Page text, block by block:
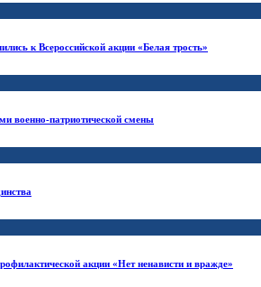
к Всероссийской акции «Белая трость»
военно-патриотической смены
акции «Нет ненависти и вражде»